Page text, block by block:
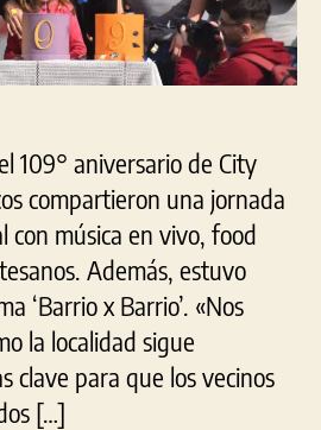
109° aniversario de City
compartieron una jornada
con música en vivo, food
Además, estuvo
‘Barrio x Barrio’. «Nos
la localidad sigue
clave para que los vecinos
[…]